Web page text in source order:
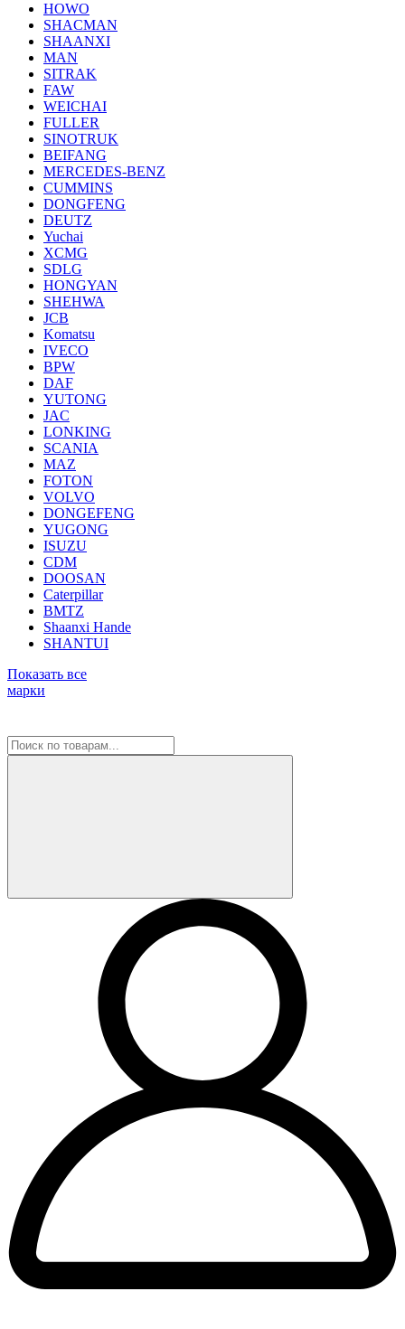
HOWO
SHACMAN
SHAANXI
MAN
SITRAK
FAW
WEICHAI
FULLER
SINOTRUK
BEIFANG
MERCEDES-BENZ
CUMMINS
DONGFENG
DEUTZ
Yuchai
XCMG
SDLG
HONGYAN
SHEHWA
JCB
Komatsu
IVECO
BPW
DAF
YUTONG
JAC
LONKING
SCANIA
MAZ
FOTON
VOLVO
DONGEFENG
YUGONG
ISUZU
CDM
DOOSAN
Caterpillar
BMTZ
Shaanxi Hande
SHANTUI
Показать все
марки